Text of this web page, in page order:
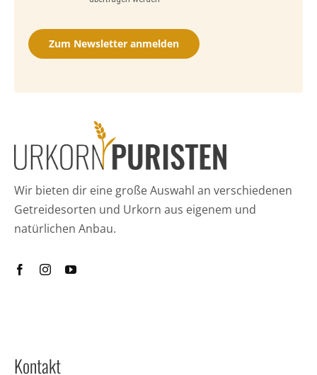
Zum Newsletter anmelden
Wir bieten dir eine große Auswahl an verschiedenen
Getreidesorten und Urkorn aus eigenem und
natürlichen Anbau.
Kontakt